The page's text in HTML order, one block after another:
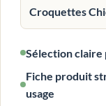
Croquettes
Sélection
Fiche produit
usage